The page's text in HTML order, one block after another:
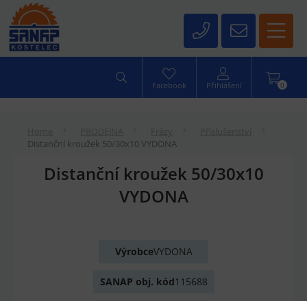
0
Facebook Přihlášení
Distanční kroužek 50/30x10 VYDONA
Distanční kroužek 50/30x10
VYDONA
VýrobceVYDONA
SANAP obj. kód115688